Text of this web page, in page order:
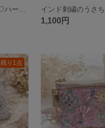
1,100円
残り1点